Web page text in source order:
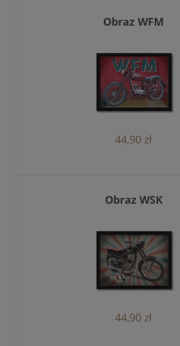
Obraz WFM
44,90 zł
Obraz WSK
44,90 zł